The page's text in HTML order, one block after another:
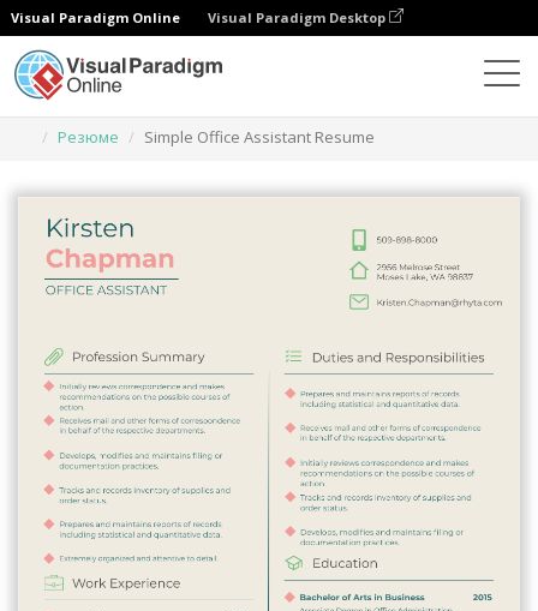
Visual Paradigm Online Visual Paradigm Desktop
Резюме
Simple Office Assistant Resume